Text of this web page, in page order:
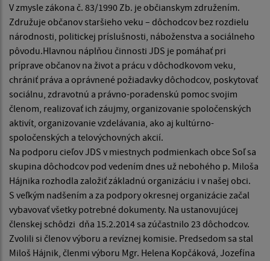
V zmysle zákona č. 83/1990 Zb. je občianskym združením.
Združuje občanov staršieho veku – dôchodcov bez rozdielu
národnosti, politickej príslušnosti, náboženstva a sociálneho
pôvodu.Hlavnou náplňou činnosti JDS je pomáhať pri
príprave občanov na život a prácu v dôchodkovom veku,
chrániť práva a oprávnené požiadavky dôchodcov, poskytovať
sociálnu, zdravotnú a právno-poradenskú pomoc svojim
členom, realizovať ich záujmy, organizovanie spoločenských
aktivít, organizovanie vzdelávania, ako aj kultúrno-
spoločenských a telovýchovných akcií.
Na podporu cieľov JDS v miestnych podmienkach obce Soľ sa
skupina dôchodcov pod vedením dnes už nebohého p. Miloša
Hájnika rozhodla založiť základnú organizáciu i v našej obci.
S veľkým nadšením a za podpory okresnej organizácie začal
vybavovať všetky potrebné dokumenty. Na ustanovujúcej
členskej schôdzi dňa 15.2.2014 sa zúčastnilo 23 dôchodcov.
Zvolili si členov výboru a revíznej komisie. Predsedom sa stal
Miloš Hájnik, členmi výboru Mgr. Helena Kopčáková, Jozefína